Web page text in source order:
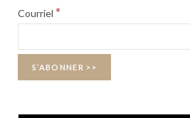
Courriel *